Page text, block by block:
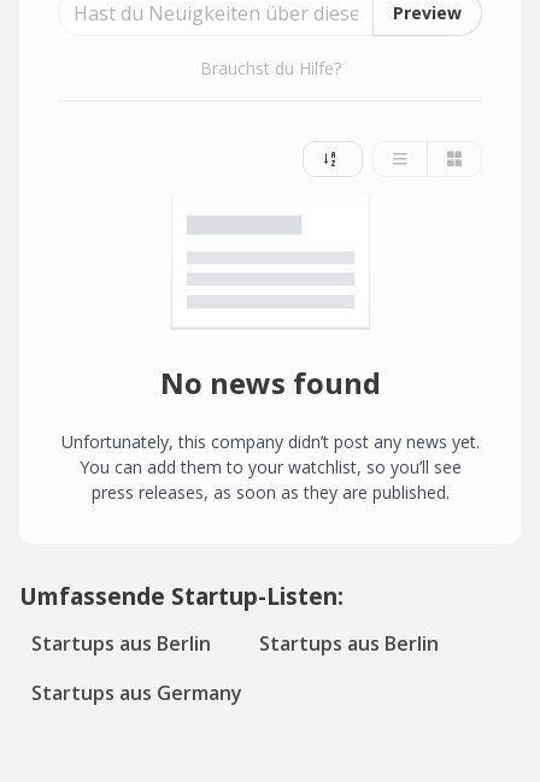
Preview
Brauchst du Hilfe?
No news found
Unfortunately, this company didn’t post any news yet.
You can add them to your watchlist, so you’ll see
press releases, as soon as they are published.
Umfassende Startup-Listen:
Startups aus Berlin
Startups aus Berlin
Startups aus Germany